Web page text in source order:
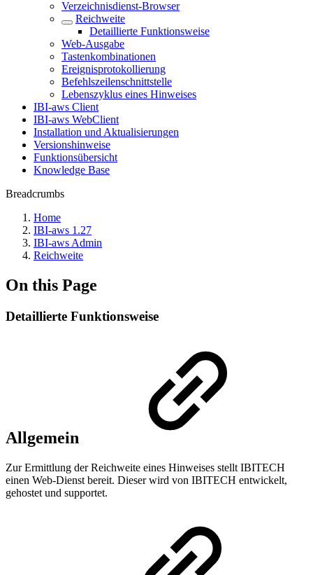
Verzeichnisdienst-Browser
Reichweite
Detaillierte Funktionsweise
Web-Ausgabe
Tastenkombinationen
Ereignisprotokollierung
Befehlszeilenschnittstelle
Lebenszyklus eines Hinweises
IBI-aws Client
IBI-aws WebClient
Installation und Aktualisierungen
Versionshinweise
Funktionsübersicht
Knowledge Base
Breadcrumbs
Home
IBI-aws 1.27
IBI-aws Admin
Reichweite
On this Page
Detaillierte Funktionsweise
Allgemein
Zur Ermittlung der Reichweite eines Hinweises stellt IBITECH
einen Web-Dienst bereit. Dieser wird von IBITECH entwickelt,
gehostet und supportet.